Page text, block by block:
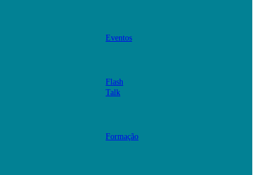
Eventos
Flash
Talk
Formação